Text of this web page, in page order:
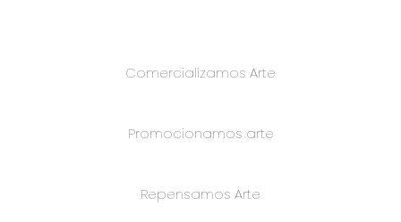
Comercializamos Arte
Promocionamos arte
Repensamos Arte